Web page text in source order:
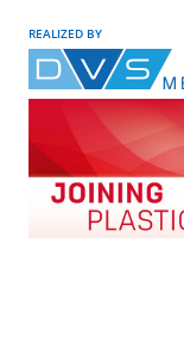
REALIZED BY